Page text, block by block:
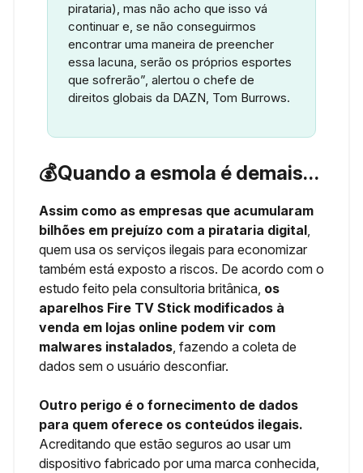
pirataria), mas não acho que isso vá
continuar e, se não conseguirmos
encontrar uma maneira de preencher
essa lacuna, serão os próprios esportes
que sofrerão”, alertou o chefe de
direitos globais da DAZN, Tom Burrows.
💰Quando a esmola é demais…
Assim como as empresas que acumularam
bilhões em prejuízo com a pirataria digital,
quem usa os serviços ilegais para economizar
também está exposto a riscos. De acordo com o
estudo feito pela consultoria britânica, os
aparelhos Fire TV Stick modificados à
venda em lojas online podem vir com
malwares instalados, fazendo a coleta de
dados sem o usuário desconfiar.
Outro perigo é o fornecimento de dados
para quem oferece os conteúdos ilegais.
Acreditando que estão seguros ao usar um
dispositivo fabricado por uma marca conhecida,